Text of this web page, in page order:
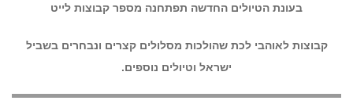
בעונת הטיולים החדשה תפתחנה מספר קבוצות לייט
קבוצות לאוהבי לכת שהולכות מסלולים קצרים ונבחרים בשביל
ישראל וטיולים נוספים.